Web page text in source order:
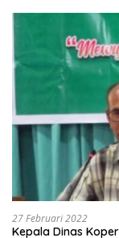
27 Februari 2022
Kepala Dinas